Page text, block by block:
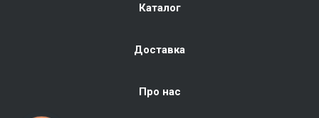
Каталог
Доставка
Про нас